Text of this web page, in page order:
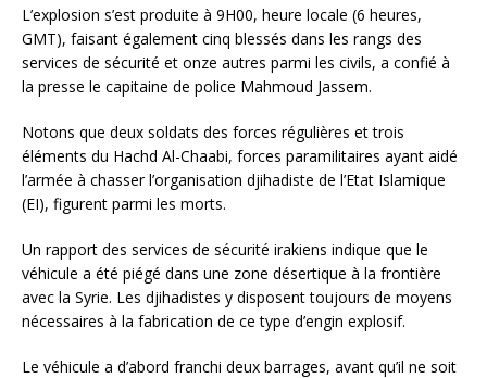
L’explosion s’est produite à 9H00, heure locale (6 heures,
GMT), faisant également cinq blessés dans les rangs des
services de sécurité et onze autres parmi les civils, a confié à
la presse le capitaine de police Mahmoud Jassem.
Notons que deux soldats des forces régulières et trois
éléments du Hachd Al-Chaabi, forces paramilitaires ayant aidé
l’armée à chasser l’organisation djihadiste de l’Etat Islamique
(EI), figurent parmi les morts.
Un rapport des services de sécurité irakiens indique que le
véhicule a été piégé dans une zone désertique à la frontière
avec la Syrie. Les djihadistes y disposent toujours de moyens
nécessaires à la fabrication de ce type d’engin explosif.
Le véhicule a d’abord franchi deux barrages, avant qu’il ne soit